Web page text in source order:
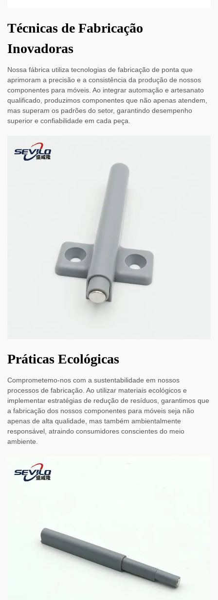
Técnicas de Fabricação
Inovadoras
Nossa fábrica utiliza tecnologias de fabricação de ponta que
aprimoram a precisão e a consistência da produção de nossos
componentes para móveis. Ao integrar automação e artesanato
qualificado, produzimos componentes que não apenas atendem,
mas superam os padrões do setor, garantindo desempenho
superior e confiabilidade em cada peça.
Práticas Ecológicas
Comprometemo-nos com a sustentabilidade em nossos
processos de fabricação. Ao utilizar materiais ecológicos e
implementar estratégias de redução de resíduos, garantimos que
a fabricação dos nossos componentes para móveis seja não
apenas de alta qualidade, mas também ambientalmente
responsável, atraindo consumidores conscientes do meio
ambiente.